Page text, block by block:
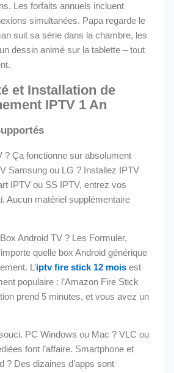
Les forfaits annuels incluent
simultanées. Papa regarde le
suit sa série dans la chambre, les
dessin animé sur la tablette – tout
et Installation de
IPTV 1 An
? Ça fonctionne sur absolument
Samsung ou LG ? Installez IPTV
IPTV ou SS IPTV, entrez vos
Aucun matériel supplémentaire
Android TV ? Les Formuler,
quelle box Android générique
L’iptv fire stick 12 mois est
populaire : l’Amazon Fire Stick
prend 5 minutes, et vous avez un
PC Windows ou Mac ? VLC ou
font l’affaire. Smartphone et
? Des dizaines d’apps sont